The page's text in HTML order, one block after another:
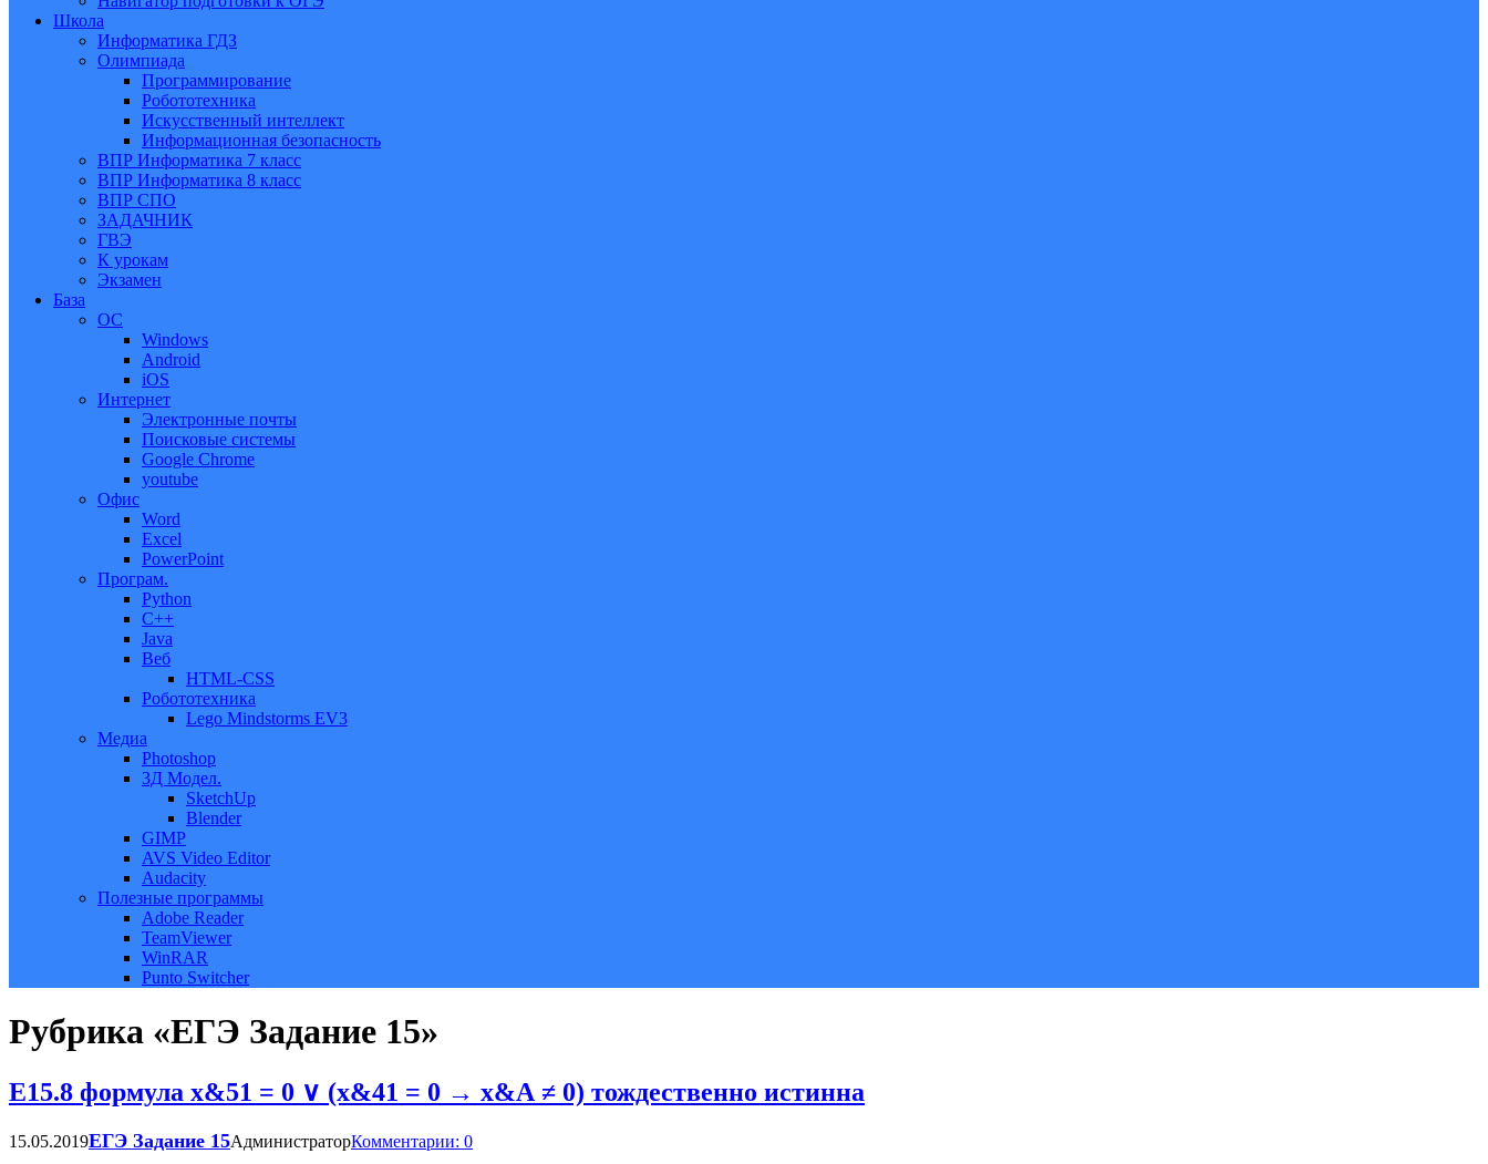
Школа
Информатика ГДЗ
Олимпиада
Программирование
Робототехника
Искусственный интеллект
Информационная безопасность
ВПР Информатика 7 класс
ВПР Информатика 8 класс
ВПР СПО
ЗАДАЧНИК
ГВЭ
К урокам
Экзамен
База
ОС
Windows
Android
iOS
Интернет
Электронные почты
Поисковые системы
Google Chrome
youtube
Офис
Word
Excel
PowerPoint
Програм.
Python
C++
Java
Веб
HTML-CSS
Робототехника
Lego Mindstorms EV3
Медиа
Photoshop
3Д Модел.
SketchUp
Blender
GIMP
AVS Video Editor
Audacity
Полезные программы
Adobe Reader
TeamViewer
WinRAR
Punto Switcher
Рубрика «ЕГЭ Задание 15»
Е15.8 формула x&51 = 0 ∨ (x&41 = 0 → x&А ≠ 0) тождественно истинна
15.05.2019ЕГЭ Задание 15АдминистраторКомментарии: 0